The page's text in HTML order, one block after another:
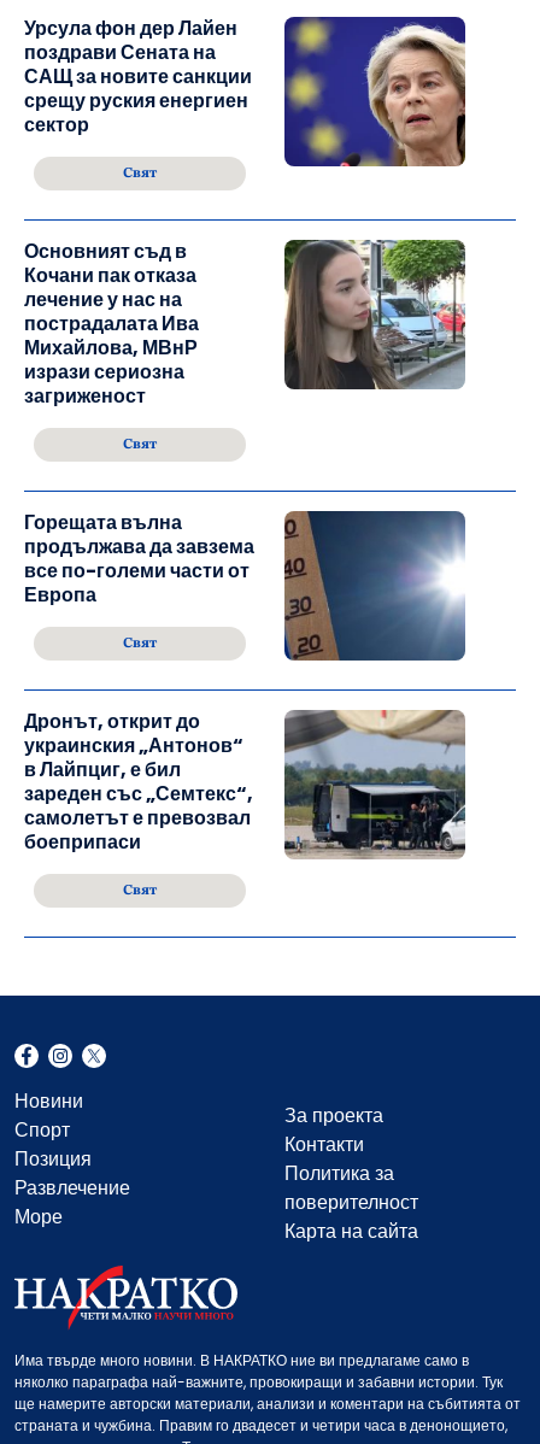
Урсула фон дер Лайен
поздрави Сената на
САЩ за новите санкции
срещу руския енергиен
сектор
Свят
Основният съд в
Кочани пак отказа
лечение у нас на
пострадалата Ива
Михайлова, МВнР
изрази сериозна
загриженост
Свят
Горещата вълна
продължава да завзема
все по-големи части от
Европа
Свят
Дронът, открит до
украинския „Антонов“
в Лайпциг, е бил
зареден със „Семтекс“,
самолетът е превозвал
боеприпаси
Свят
Новини
Спорт
Позиция
Развлечение
Море
За проекта
Контакти
Политика за
поверителност
Карта на сайта
Има твърде много новини. В НАКРАТКО ние ви предлагаме само в
няколко параграфа най-важните, провокиращи и забавни истории. Тук
ще намерите авторски материали, анализи и коментари на събитията от
страната и чужбина. Правим го двадесет и четири часа в денонощието,